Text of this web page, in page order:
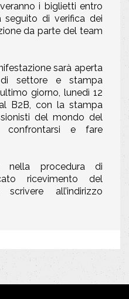
i biglietti entro
seguito di verifica dei
da parte del team
sarà aperta
settore e stampa
giorno, lunedì 12
B2B, con la stampa
del mondo del
confrontarsi e fare
procedura di
ricevimento del
all’indirizzo